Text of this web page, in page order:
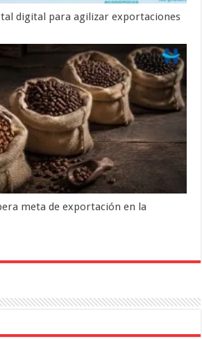
digital para agilizar exportaciones
meta de exportación en la